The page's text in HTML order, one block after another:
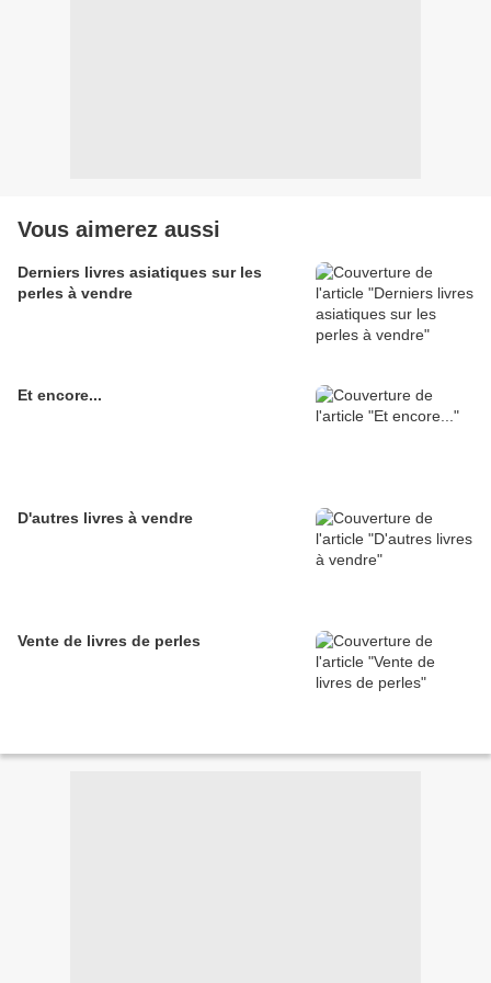
Vous aimerez aussi
Derniers livres asiatiques sur les
perles à vendre
Et encore...
D'autres livres à vendre
Vente de livres de perles